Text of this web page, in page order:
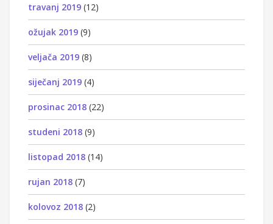
travanj 2019 (12)
ožujak 2019 (9)
veljača 2019 (8)
siječanj 2019 (4)
prosinac 2018 (22)
studeni 2018 (9)
listopad 2018 (14)
rujan 2018 (7)
kolovoz 2018 (2)